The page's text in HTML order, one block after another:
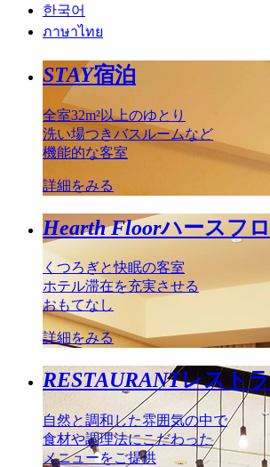
한국어
ภาษาไทย
STAY宿泊
全室32m²以上のゆとり
洗い場つきバスルームなど
機能的な客室
詳細をみる
Hearth Floorハースフ
くつろぎと快眠の客室
ホテル滞在を充実させる
おもてなし
詳細をみる
RESTAURANTレスト
自然と調和した雰囲気の中で
食材や調理法にこだわった
メニューをご提供